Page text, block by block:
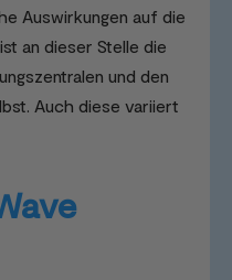
Auswirkungen auf die
an dieser Stelle die
und den
Auch diese variiert